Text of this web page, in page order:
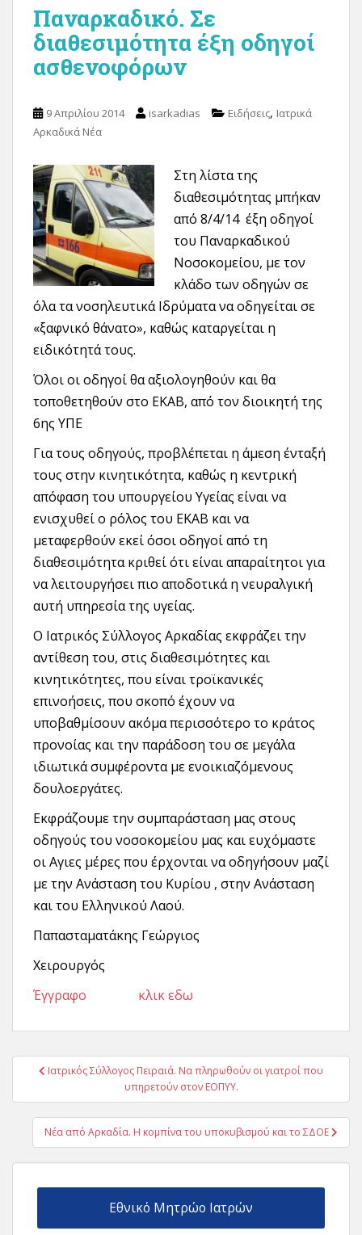
Παναρκαδικό. Σε
διαθεσιμότητα έξη οδηγοί
ασθενοφόρων
9 Απριλίου 2014 isarkadias Ειδήσεις, Ιατρικά
Αρκαδικά Νέα
Στη λίστα της
διαθεσιμότητας μπήκαν
από 8/4/14 έξη οδηγοί
του Παναρκαδικού
Νοσοκομείου, με τον
κλάδο των οδηγών σε
όλα τα νοσηλευτικά Ιδρύματα να οδηγείται σε
«ξαφνικό θάνατο», καθώς καταργείται η
ειδικότητά τους.
Όλοι οι οδηγοί θα αξιολογηθούν και θα
τοποθετηθούν στο ΕΚΑΒ, από τον διοικητή της
6ης ΥΠΕ
Για τους οδηγούς, προβλέπεται η άμεση ένταξή
τους στην κινητικότητα, καθώς η κεντρική
απόφαση του υπουργείου Υγείας είναι να
ενισχυθεί ο ρόλος του ΕΚΑΒ και να
μεταφερθούν εκεί όσοι οδηγοί από τη
διαθεσιμότητα κριθεί ότι είναι απαραίτητοι για
να λειτουργήσει πιο αποδοτικά η νευραλγική
αυτή υπηρεσία της υγείας.
Ο Ιατρικός Σύλλογος Αρκαδίας εκφράζει την
αντίθεση του, στις διαθεσιμότητες και
κινητικότητες, που είναι τροϊκανικές
επινοήσεις, που σκοπό έχουν να
υποβαθμίσουν ακόμα περισσότερο το κράτος
προνοίας και την παράδοση του σε μεγάλα
ιδιωτικά συμφέροντα με ενοικιαζόμενους
δουλοεργάτες.
Εκφράζουμε την συμπαράσταση μας στους
οδηγούς του νοσοκομείου μας και ευχόμαστε
οι Αγιες μέρες που έρχονται να οδηγήσουν μαζί
με την Ανάσταση του Κυρίου , στην Ανάσταση
και του Ελληνικού Λαού.
Παπασταματάκης Γεώργιος
Χειρουργός
Έγγραφο κλικ εδω
Πλοήγηση
Ιατρικός Σύλλογος Πειραιά. Να πληρωθούν οι γιατροί που
υπηρετούν στον ΕΟΠΥΥ.
Νέα από Αρκαδία. Η κομπίνα του υποκυβισμού και το ΣΔΟΕ
Εθνικό Μητρώο Ιατρών